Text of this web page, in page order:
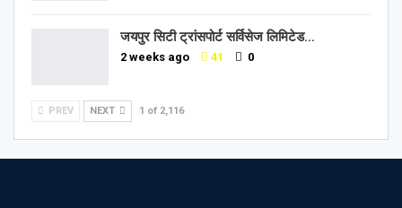
जयपुर सिटी ट्रांसपोर्ट सर्विसेज लिमिटेड…
2 weeks ago 41 0
PREV NEXT 1 of 2,116